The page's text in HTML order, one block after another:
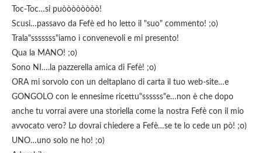
Toc-Toc…si puòòòòòòòò!
Scusi…passavo da Fefè ed ho letto il "suo" commento! ;o)
Trala"sssssss"iamo i convenevoli e mi presento!
Qua la MANO! ;o)
Sono NI….la pazzerella amica di Fefè! ;o)
ORA mi sorvolo con un deltaplano di carta il tuo web-site…e
GONGOLO con le ennesime ricettu"ssssss"e…non è che dopo
anche tu vorrai avere una storiella come la nostra Fefè con il mio
avvocato vero? Lo dovrai chiedere a Fefè…se te lo cede un pò! ;o)
UNO…uno solo ne ho! ;o)